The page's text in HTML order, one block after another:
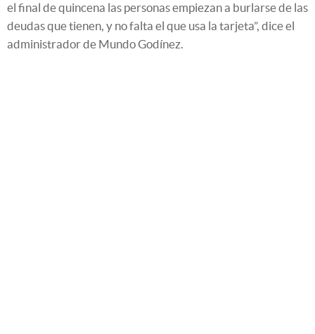
el final de quincena las personas empiezan a burlarse de las
deudas que tienen, y no falta el que usa la tarjeta”, dice el
administrador de Mundo Godínez.